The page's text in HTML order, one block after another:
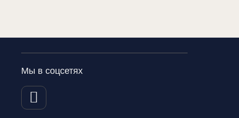
Мы в соцсетях